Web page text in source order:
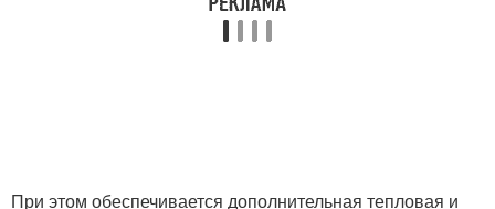
При этом обеспечивается дополнительная тепловая и